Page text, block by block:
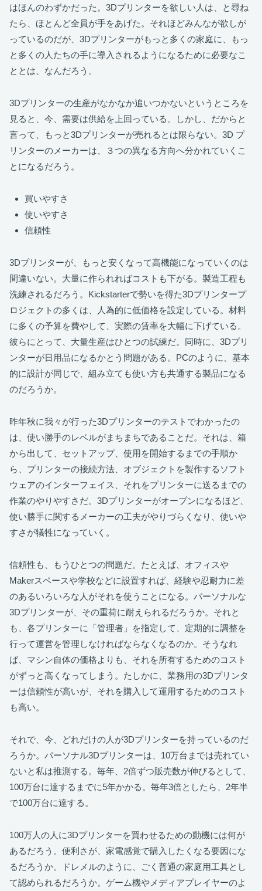
はほんのわずかだった。3Dプリンターを欲しい人は、と尋ね
たら、ほとんど全員が手をあげた。それほどみんなが欲しが
っているのだが、3Dプリンターがもっと多くの家庭に、もっ
と多くの人たちの手に導入されるようになるために必要なこ
ととは、なんだろう。
3Dプリンターの生産がなかなか追いつかないというところを
見ると、今、需要は供給を上回っている。しかし、だからと
言って、もっと3Dプリンターが売れるとは限らない。3D プ
リンターのメーカーは、３つの異なる方向へ分かれていくこ
とになるだろう。
買いやすさ
使いやすさ
信頼性
3Dプリンターが、もっと安くなって高機能になっていくのは
間違いない。大量に作られればコストも下がる。製造工程も
洗練されるだろう。Kickstarterで勢いを得た3Dプリンタープ
ロジェクトの多くは、人為的に低価格を設定している。材料
に多くの予算を費やして、実際の賃率を大幅に下げている。
彼らにとって、大量生産はひとつの試練だ。同時に、3Dプリ
ンターが日用品になるかとう問題がある。PCのように、基本
的に設計が同じで、組み立ても使い方も共通する製品になる
のだろうか。
昨年秋に我々が行った3Dプリンターのテストでわかったの
は、使い勝手のレベルがまちまちであることだ。それは、箱
から出して、セットアップ、使用を開始するまでの手順か
ら、プリンターの接続方法、オブジェクトを製作するソフト
ウェアのインターフェイス、それをプリンターに送るまでの
作業のやりやすさだ。3Dプリンターがオープンになるほど、
使い勝手に関するメーカーの工夫がやりづらくなり、使いや
すさが犠牲になっていく。
信頼性も、もうひとつの問題だ。たとえば、オフィスや
Makerスペースや学校などに設置すれば、経験や忍耐力に差
のあるいろいろな人がそれを使うことになる。パーソナルな
3Dプリンターが、その重荷に耐えられるだろうか。それと
も、各プリンターに「管理者」を指定して、定期的に調整を
行って運営を管理しなければならなくなるのか。そうなれ
ば、マシン自体の価格よりも、それを所有するためのコスト
がずっと高くなってしまう。たしかに、業務用の3Dプリンタ
ーは信頼性が高いが、それを購入して運用するためのコスト
も高い。
それで、今、どれだけの人が3Dプリンターを持っているのだ
ろうか。パーソナル3Dプリンターは、10万台までは売れてい
ないと私は推測する。毎年、2倍ずつ販売数が伸びるとして、
100万台に達するまでに5年かかる。毎年3倍としたら、2年半
で100万台に達する。
100万人の人に3Dプリンターを買わせるための動機には何が
あるだろう。便利さが、家電感覚で購入したくなる要因にな
るだろうか。ドレメルのように、ごく普通の家庭用工具とし
て認められるだろうか。ゲーム機やメディアプレイヤーのよ